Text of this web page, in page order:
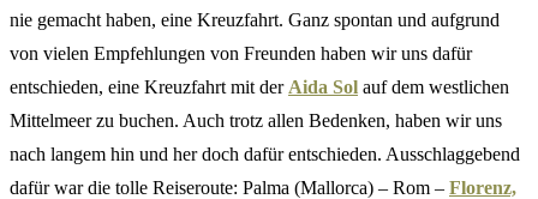
nie gemacht haben, eine Kreuzfahrt. Ganz spontan und aufgrund
von vielen Empfehlungen von Freunden haben wir uns dafür
entschieden, eine Kreuzfahrt mit der Aida Sol auf dem westlichen
Mittelmeer zu buchen. Auch trotz allen Bedenken, haben wir uns
nach langem hin und her doch dafür entschieden. Ausschlaggebend
dafür war die tolle Reiseroute: Palma (Mallorca) – Rom – Florenz,